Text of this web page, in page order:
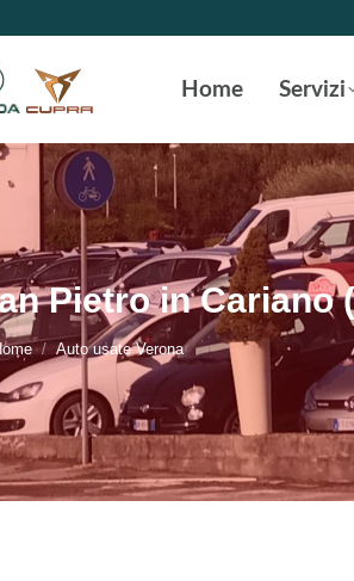
Home Servizi
Pietro in Cariano
Tu sei qui:
Auto usate Verona